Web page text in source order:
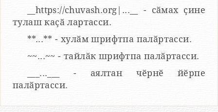
__https://chuvash.org|...__ - сӑмах ҫине
тулаш каҫӑ лартасси.
**...** - хулӑм шрифтпа палӑртасси.
~~...~~ - тайлӑк шрифтпа палӑртасси.
___...___ - аялтан чӗрнӗ йӗрпе
палӑртасси.